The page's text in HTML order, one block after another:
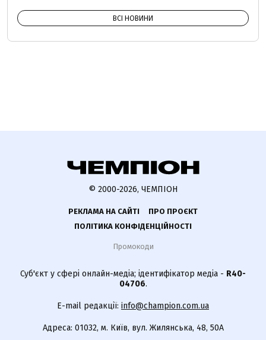
ВСІ НОВИНИ
© 2000-2026, ЧЕМПІОН
РЕКЛАМА НА САЙТІ
ПРО ПРОЄКТ
ПОЛІТИКА КОНФІДЕНЦІЙНОСТІ
Промокоди
Суб'єкт у сфері онлайн-медіа; ідентифікатор медіа - R40-
04706.
E-mail редакції: info@champion.com.ua
Адреса: 01032, м. Київ, вул. Жилянська, 48, 50А